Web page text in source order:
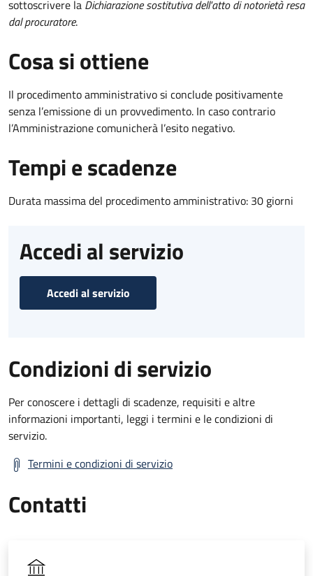
sottoscrivere la Dichiarazione sostitutiva dell'atto di notorietà resa
dal procuratore.
Cosa si ottiene
Il procedimento amministrativo si conclude positivamente
senza l’emissione di un provvedimento. In caso contrario
l’Amministrazione comunicherà l’esito negativo.
Tempi e scadenze
Durata massima del procedimento amministrativo: 30 giorni
Accedi al servizio
Accedi al servizio
Condizioni di servizio
Per conoscere i dettagli di scadenze, requisiti e altre
informazioni importanti, leggi i termini e le condizioni di
servizio.
Termini e condizioni di servizio
Contatti